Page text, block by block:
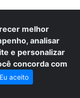
melhor
analisar
e personalizar
concorda com
Eu aceito